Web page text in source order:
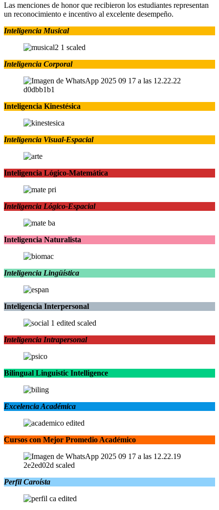
Las menciones de honor que recibieron los estudiantes representan
un reconocimiento e incentivo al excelente desempeño.
Inteligencia Musical
Inteligencia Corporal
Inteligencia Kinestésica
Inteligencia Visual-Espacial
Inteligencia Lógico-Matemática
Inteligencia Lógico-Espacial
Inteligencia Naturalista
Inteligencia Lingüística
Inteligencia Interpersonal
Inteligencia Intrapersonal
Bilingual Linguistic Intelligence
Excelencia Académica
Cursos con Mejor Promedio Académico
Perfil Caroísta